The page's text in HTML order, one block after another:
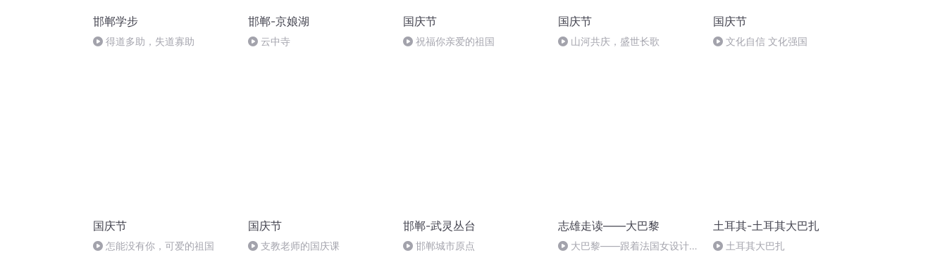
邯郸学步
得道多助，失道寡助
邯郸-京娘湖
云中寺
国庆节
祝福你亲爱的祖国
国庆节
山河共庆，盛世长歌
国庆节
文化自信 文化强国
国庆节
怎能没有你，可爱的祖国
国庆节
支教老师的国庆课
邯郸-武灵丛台
邯郸城市原点
志雄走读——大巴黎
大巴黎——跟着法国女设计师
土耳其-土耳其大巴扎
土耳其大巴扎